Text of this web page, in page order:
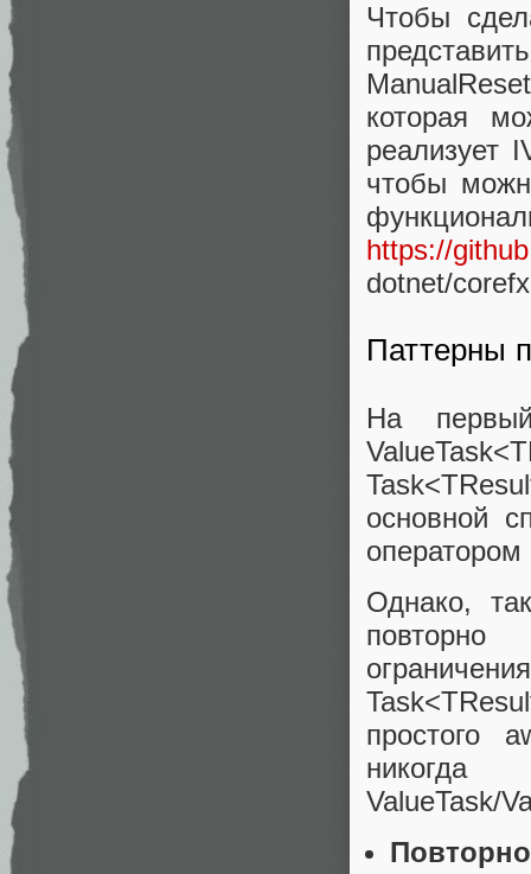
Чтобы
которая
реализует
чтобы
https://
dotnet/
Паттерны
На
основной
оператором
Однако,
повторно
простого
ValueTask/